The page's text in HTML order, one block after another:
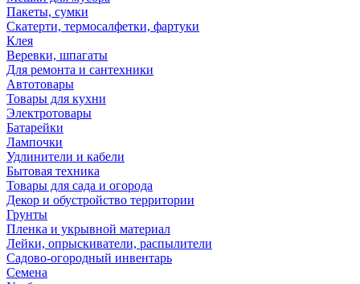
Пакеты, сумки
Скатерти, термосалфетки, фартуки
Клея
Веревки, шпагаты
Для ремонта и сантехники
Автотовары
Товары для кухни
Электротовары
Батарейки
Лампочки
Удлинители и кабели
Бытовая техника
Товары для сада и огорода
Декор и обустройство территории
Грунты
Пленка и укрывной материал
Лейки, опрыскиватели, распылители
Садово-огородный инвентарь
Семена